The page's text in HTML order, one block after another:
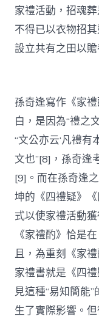
家禮活動，招魂
不得已以衣物招
設立共有之田以
孫奇逢寫作《家
白，是因為“禮之
“文公亦云‘凡禮
文也”[8]，孫奇逢
[9]。而在孫奇逢
坤的《四禮疑》
式以使家禮活動
《家禮酌》恰是
且，為重刻《家
家禮書就是《四
見這種“易知簡能
生了實際影響。